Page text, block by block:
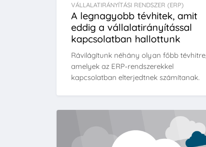
VÁLLALATIRÁNYÍTÁSI RENDSZER (ERP)
A legnagyobb tévhitek, amit
eddig a vállalatirányítással
kapcsolatban hallottunk
Rávilágítunk néhány olyan főbb tévhitre,
amelyek az ERP-rendszerekkel
kapcsolatban elterjedtnek számítanak.